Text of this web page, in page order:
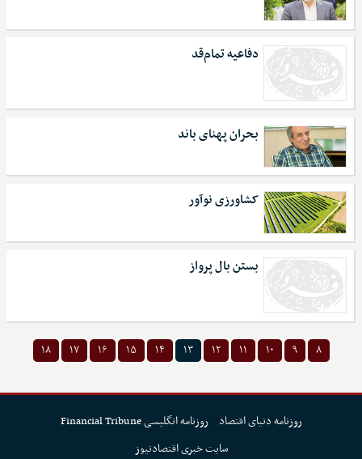
دفاعیه تمام‌قد
بحران پهنای باند
کشاورزی نوآور
بستن بال پرواز
۸ ۹ ۱۰ ۱۱ ۱۲ ۱۳ ۱۴ ۱۵ ۱۶ ۱۷ ۱۸
روزنامه دنیای اقتصاد
روزنامه انگلیسی Financial Tribune
سایت خبری اقتصادنیوز